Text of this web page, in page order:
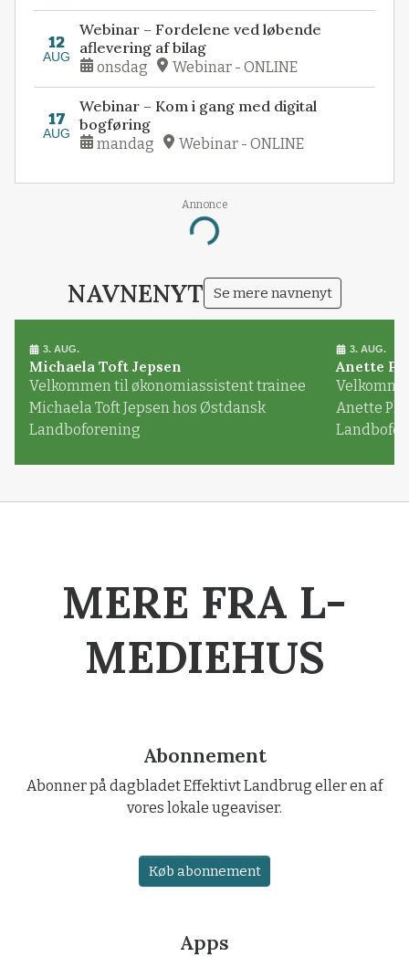
12
AUG
Webinar – Fordelene ved løbende
aflevering af bilag
onsdag Webinar - ONLINE
17
AUG
Webinar – Kom i gang med digital
bogføring
mandag Webinar - ONLINE
Annonce
Loading...
NAVNENYT Se mere navnenyt
3. AUG.
Michaela Toft Jepsen
Velkommen til økonomiassistent trainee
Michaela Toft Jepsen hos Østdansk
Landboforening
3. AUG.
Anette
Anette
MERE FRA L-
MEDIEHUS
Abonnement
Abonner på dagbladet Effektivt Landbrug eller en af
vores lokale ugeaviser.
Køb abonnement
Apps